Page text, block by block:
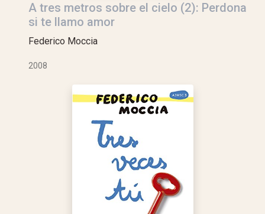
A tres metros sobre el cielo (2): Perdona
si te llamo amor
Federico Moccia
2008